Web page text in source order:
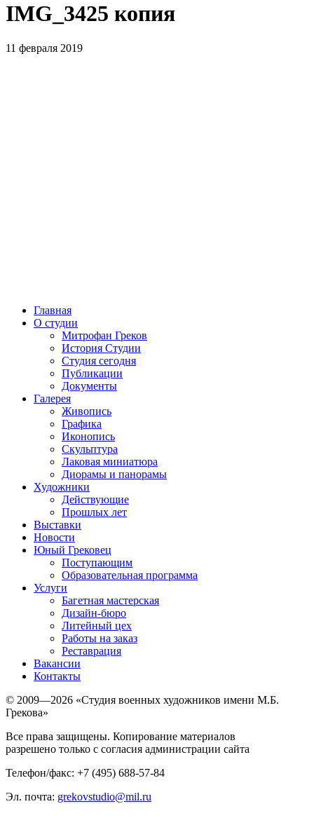
IMG_3425 копия
11 февраля 2019
Главная
О студии
Митрофан Греков
История Студии
Студия сегодня
Публикации
Документы
Галерея
Живопись
Графика
Иконопись
Скульптура
Лаковая миниатюра
Диорамы и панорамы
Художники
Действующие
Прошлых лет
Выставки
Новости
Юный Грековец
Поступающим
Образовательная программа
Услуги
Багетная мастерская
Дизайн-бюро
Литейный цех
Работы на заказ
Реставрация
Вакансии
Контакты
© 2009—2026 «Студия военных художников имени М.Б.
Грекова»
Все права защищены. Копирование материалов
разрешено только с согласия администрации сайта
Телефон/факс: +7 (495) 688-57-84
Эл. почта: grekovstudio@mil.ru